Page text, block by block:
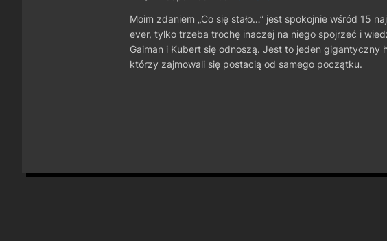
Moim zdaniem „Co się stało…” jest spokojnie wśród 15
ever, tylko trzeba trochę inaczej na niego spojrzeć i
Gaiman i Kubert się odnoszą. Jest to jeden gigantyczny
którzy zajmowali się postacią od samego początku.